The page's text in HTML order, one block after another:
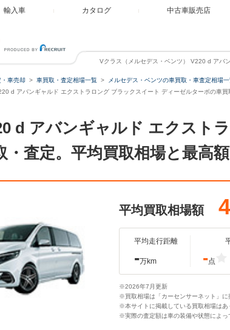
輸入車 カタログ 中古車販売店
Vクラス（メルセデス・ベンツ） V220 d アバ
車売却 車買取・査定相場一覧 メルセデス・ベンツの車買取・車査定相場
d アバンギャルド エクストラロング ブラックスイート ディーゼルターボの車買
d アバンギャルド エクスト
・査定。平均買取相場と最高
平均買取相場額
平均走行距離
-万km -点
※2026年7月更新
※買取相場は「カーセンサーネット」
※本サイトに掲載している買取相場は
※実際の査定額は車の装備や状態によっ